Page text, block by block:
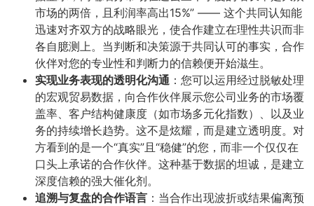
市场的两倍，且利润率高出15%” —— 这个共同认知能
迅速对齐双方的战略眼光，使合作建立在理性共识而非
各自臆测上。当判断和决策源于共同认可的事实，合作
伙伴对您的专业性和判断力的信赖便开始滋生。
实现业务表现的透明化沟通 ​：您可以运用经过脱敏处理
的宏观贸易数据，向合作伙伴展示您公司业务的市场覆
盖率、客户结构健康度（如市场多元化指数）、以及业
务的持续增长趋势。这不是炫耀，而是建立透明度。对
方看到的是一个“真实”且“稳健”的您，而非一个仅仅在
口头上承诺的合作伙伴。这种基于数据的坦诚，是建立
深度信赖的强大催化剂。
追溯与复盘的合作语言 ​：当合作出现波折或结果偏离预